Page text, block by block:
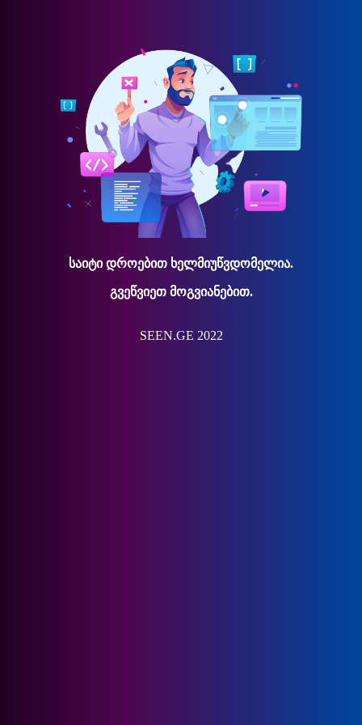
საიტი დროებით ხელმიუწვდომელია.
გვეწვიეთ მოგვიანებით.
SEEN.GE 2022